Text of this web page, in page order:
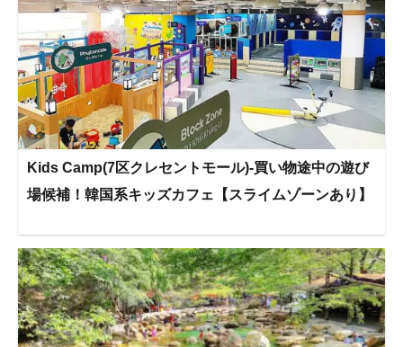
Kids Camp(7区クレセントモール)-買い物途中の遊び
場候補！韓国系キッズカフェ【スライムゾーンあり】